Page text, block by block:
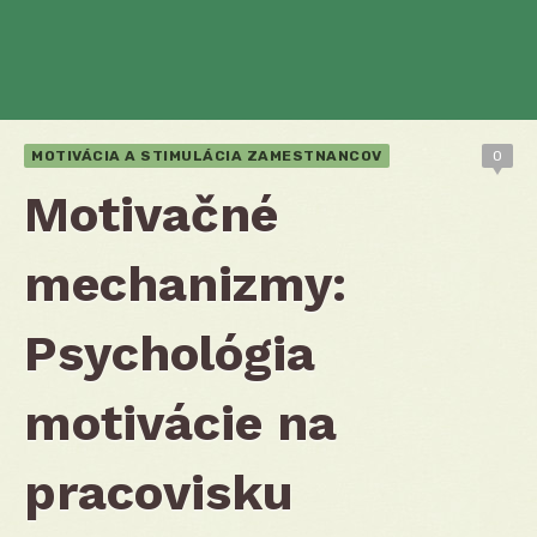
MOTIVÁCIA A STIMULÁCIA ZAMESTNANCOV 0
Motivačné
mechanizmy:
Psychológia
motivácie na
pracovisku